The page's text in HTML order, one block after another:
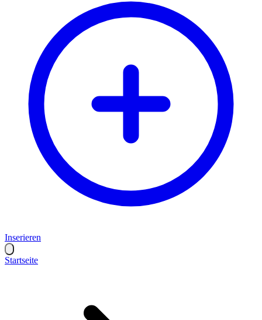
Inserieren
Startseite